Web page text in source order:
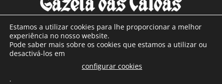
SOBRE NÓS
Com sede nas Caldas da Rainha e mais de 90 anos de
Estamos a utilizar cookies para lhe proporcionar a melhor
experiência no nosso website.
Pode saber mais sobre os cookies que estamos a utilizar ou
desactivá-los em
configurar cookies
.